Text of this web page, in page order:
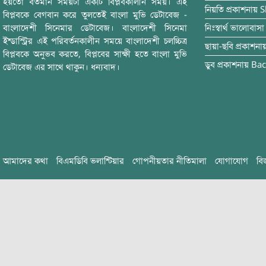
বিপ্লবকে বেগবান করে তুলতেই বাংলা মুভি ডেটাবেজ -
বাংলাদেশী সিনেমার ডেটাবেজ। বাংলাদেশী সিনেমা
ইন্ডাস্ট্রির এই পরিবর্তনকালীন সময়ে বাংলাদেশী চলচ্চিত্র
বিপ্লবকে অনুভব করতে, বিপ্লবের সাক্ষী হতে বাংলা মুভি
ডেটাবেজ এর সাথে থাকুন। ধন্যবাদ।
নিয়তি প্রকাশনায়
নিঃস্বার্থ ভালোবাসা
ছায়া-ছবি
ডুব প্রকাশনায়
আমাদের কথা বিএমডিবি ভলান্টিয়ার গোপনীয়তার নীতিমালা যোগাযোগ